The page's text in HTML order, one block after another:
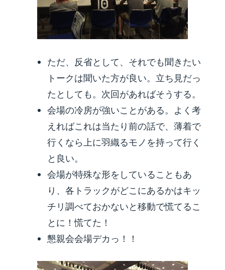
ただ、反省として、それでも聞きたい
トークは聞いた方が良い。立ち見だっ
たとしても。次回があればそうする。
会場の冷房が強いことがある。よく考
えればこれは当たり前の話で、薄着で
行くなら上に羽織るモノを持って行く
と良い。
会場が特殊な形をしていることもあ
り、各トラックがどこにあるかはキッ
チリ調べておかないと移動で慌てるこ
とに！慌てた！
懇親会会場デカっ！！